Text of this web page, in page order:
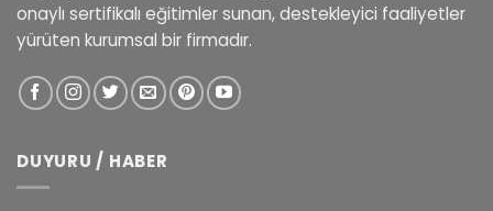
onaylı sertifikalı eğitimler sunan, destekleyici faaliyetler
yürüten kurumsal bir firmadır.
DUYURU / HABER